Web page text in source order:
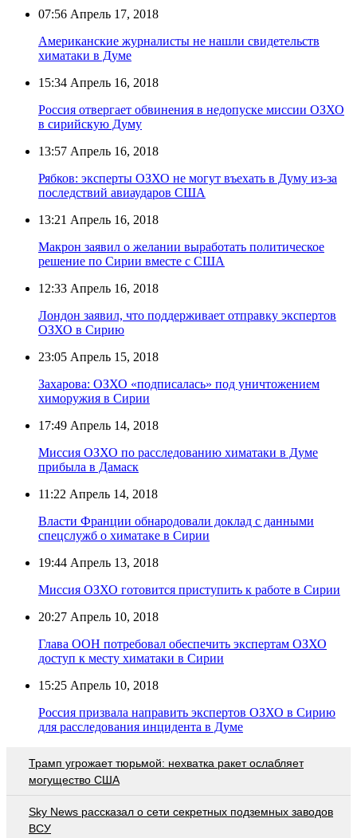
07:56 Апрель 17, 2018
Американские журналисты не нашли свидетельств
химатаки в Думе
15:34 Апрель 16, 2018
Россия отвергает обвинения в недопуске миссии ОЗХО
в сирийскую Думу
13:57 Апрель 16, 2018
Рябков: эксперты ОЗХО не могут въехать в Думу из-за
последствий авиаударов США
13:21 Апрель 16, 2018
Макрон заявил о желании выработать политическое
решение по Сирии вместе с США
12:33 Апрель 16, 2018
Лондон заявил, что поддерживает отправку экспертов
ОЗХО в Сирию
23:05 Апрель 15, 2018
Захарова: ОЗХО «подписалась» под уничтожением
химоружия в Сирии
17:49 Апрель 14, 2018
Миссия ОЗХО по расследованию химатаки в Думе
прибыла в Дамаск
11:22 Апрель 14, 2018
Власти Франции обнародовали доклад с данными
спецслужб о химатаке в Сирии
19:44 Апрель 13, 2018
Миссия ОЗХО готовится приступить к работе в Сирии
20:27 Апрель 10, 2018
Глава ООН потребовал обеспечить экспертам ОЗХО
доступ к месту химатаки в Сирии
15:25 Апрель 10, 2018
Россия призвала направить экспертов ОЗХО в Сирию
для расследования инцидента в Думе
Трамп угрожает тюрьмой: нехватка ракет ослабляет
могущество США
Sky News рассказал о сети секретных подземных заводов
ВСУ